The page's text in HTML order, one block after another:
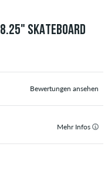
SKATEBOARD
Bewertungen ansehen
Mehr Infos